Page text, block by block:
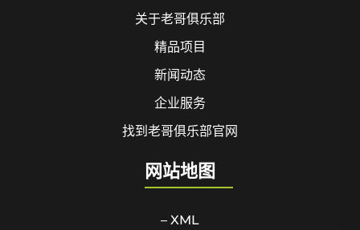
关于老哥俱乐部
精品项目
新闻动态
企业服务
找到老哥俱乐部官网
网站地图
– XML